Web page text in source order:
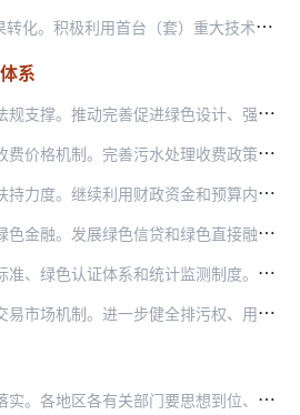
装备政策支持绿色技术应用。充分发挥国家科技成果转化引导基金作用，强化创业投资等各类基金引导，支持绿色技术创新成果转化…
系
、强化清洁生产、提高资源利用效率、发展循环经济、严格污染治理、推动绿色产业发展、扩大绿色消费、实行环境信息公开、应对气候变…
政策，按照覆盖污水处理设施运营和污泥处理处置成本并合理盈利的原则，合理制定污水处理收费标准，健全标准动态调整机制。按照产生…
算内投资支持环境基础设施补短板强弱项、绿色环保产业发展、能源高效利用、资源循环利用等。继续落实节能节水环保、资源综合利用以…
接融资，加大对金融机构绿色金融业绩评价考核力度。统一绿色债券标准，建立绿色债券评级标准。发展绿色保险，发挥保险费率调节机制…
度。开展绿色标准体系顶层设计和系统规划，形成全面系统的绿色标准体系。加快标准化支撑机构建设。加快绿色产品认证制度建设，培育…
、用能权、用水权、碳排放权等交易机制，降低交易成本，提高运转效率。加快建立初始分配、有偿使用、市场交易、纠纷解决、配套服务…
位、措施到位、行动到位，充分认识建立健全绿色低碳循环发展经济体系的重要性和紧迫性，将其作为高质量发展的重要内容，进一步压实…